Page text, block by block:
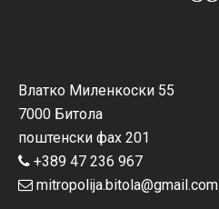
Влатко Миленкоски 55
7000 Битола
поштенски фах 201
+389 47 236 967
mitropolija.bitola@gmail.com